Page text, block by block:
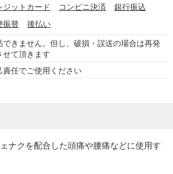
ジットカード コンビニ決済
銀行振込
振替
後払い
できません。但し、破損・誤送の場合は再発
せて頂きます
責任でご使用ください
ナクを配合した頭痛や腰痛などに使用す